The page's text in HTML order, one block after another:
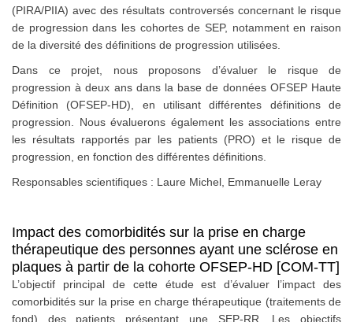
(PIRA/PIIA) avec des résultats controversés concernant le risque
de progression dans les cohortes de SEP, notamment en raison
de la diversité des définitions de progression utilisées.
Dans ce projet, nous proposons d’évaluer le risque de
progression à deux ans dans la base de données OFSEP Haute
Définition (OFSEP-HD), en utilisant différentes définitions de
progression. Nous évaluerons également les associations entre
les résultats rapportés par les patients (PRO) et le risque de
progression, en fonction des différentes définitions.
Responsables scientifiques : Laure Michel, Emmanuelle Leray
Impact des comorbidités sur la prise en charge
thérapeutique des personnes ayant une sclérose en
plaques à partir de la cohorte OFSEP-HD [COM-TT]
L’objectif principal de cette étude est d’évaluer l’impact des
comorbidités sur la prise en charge thérapeutique (traitements de
fond) des patients présentant une SEP-RR. Les objectifs